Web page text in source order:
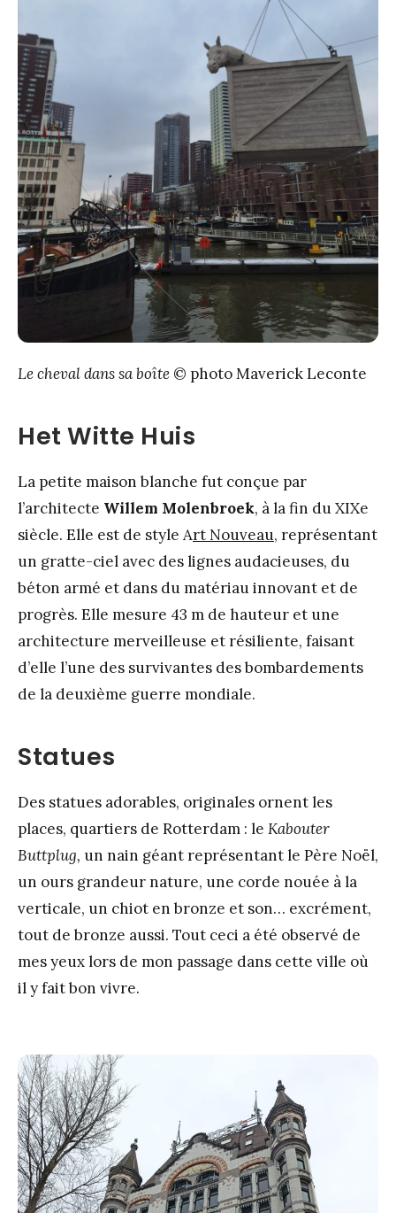
Le cheval dans sa boîte © photo Maverick Leconte
Het Witte Huis
La petite maison blanche fut conçue par
l’architecte Willem Molenbroek, à la fin du XIXe
siècle. Elle est de style Art Nouveau, représentant
un gratte-ciel avec des lignes audacieuses, du
béton armé et dans du matériau innovant et de
progrès. Elle mesure 43 m de hauteur et une
architecture merveilleuse et résiliente, faisant
d’elle l’une des survivantes des bombardements
de la deuxième guerre mondiale.
Statues
Des statues adorables, originales ornent les
places, quartiers de Rotterdam : le Kabouter
Buttplug, un nain géant représentant le Père Noël,
un ours grandeur nature, une corde nouée à la
verticale, un chiot en bronze et son… excrément,
tout de bronze aussi. Tout ceci a été observé de
mes yeux lors de mon passage dans cette ville où
il y fait bon vivre.